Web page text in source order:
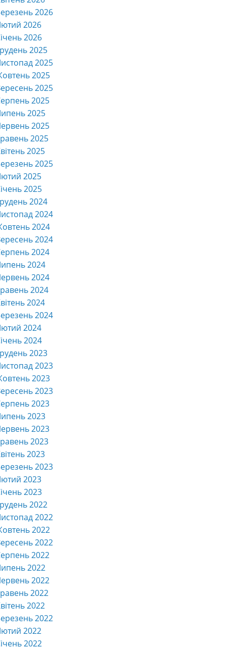
2026
2026
2026
2025
2025
2025
2025
2025
2025
2025
2025
2025
2025
2025
2025
2024
2024
2024
2024
2024
2024
2024
2024
2024
2024
2024
2024
2023
2023
2023
2023
2023
2023
2023
2023
2023
2023
2023
2023
2022
2022
2022
2022
2022
2022
2022
2022
2022
2022
2022
2022